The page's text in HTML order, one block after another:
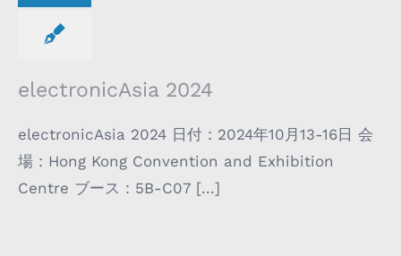
electronicAsia 2024
electronicAsia 2024 日付 : 2024年10月13-16日 会
場 : Hong Kong Convention and Exhibition
Centre ブース : 5B-C07 [...]